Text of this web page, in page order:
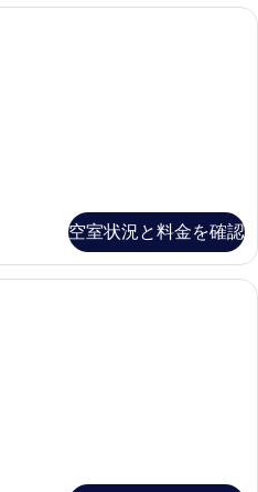
空室状況と料金を確認
スタンダード ツインルーム | WiFi (無